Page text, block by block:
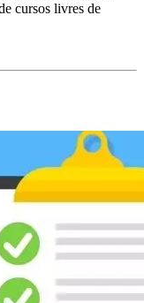
cursos livres de